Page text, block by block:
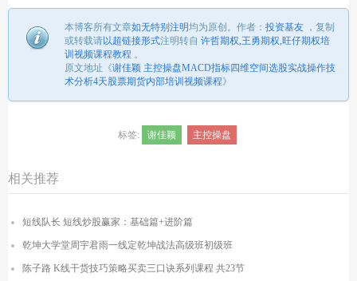
本博客所有文章如无特别注明均为原创。 作者： 投资基友 ， 复制
或转载请以超链接形式注明转自 许哲期权,王勇期权,旺仔期权培
训视频课程教程 。
原文地址《谢佳颖 主控操盘MACD指标四维空间选股实战操作技
术分析4天股票期货内部培训视频课程》
标签: 谢佳颖 主控操盘
相关推荐
短线队长 短线炒股赢家：基础篇+进阶篇
乾坤大学堂周宇君雨一线定乾坤战法高级班初级班
陈子路 K线干货技巧策略买卖三口诀系列课程 共23节